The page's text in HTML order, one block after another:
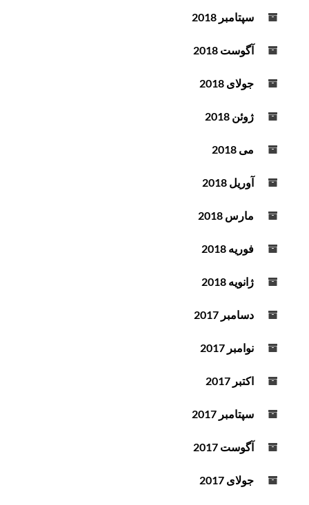
سپتامبر 2018
آگوست 2018
جولای 2018
ژوئن 2018
می 2018
آوریل 2018
مارس 2018
فوریه 2018
ژانویه 2018
دسامبر 2017
نوامبر 2017
اکتبر 2017
سپتامبر 2017
آگوست 2017
جولای 2017